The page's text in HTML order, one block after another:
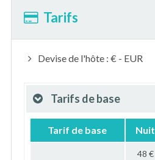
Tarifs
Devise de l'hôte : € - EUR
Tarifs de base
Tarif de base Nuit
48 €